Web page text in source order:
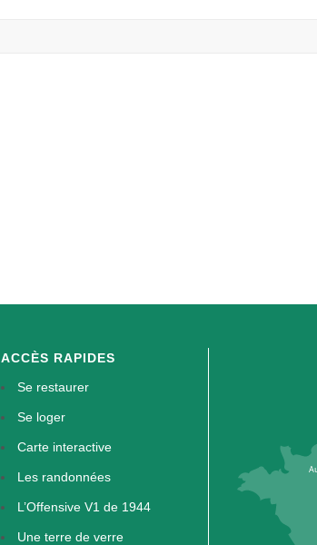
ACCÈS RAPIDES
Se restaurer
Se loger
Carte interactive
Les randonnées
L’Offensive V1 de 1944
Une terre de verre